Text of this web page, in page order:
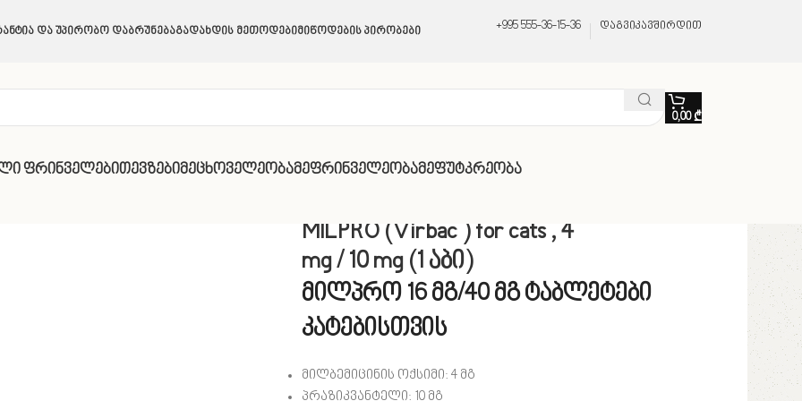
Და Უპირობო ᲓაბრუნებაᲒადახდის ᲛეთოდებიᲛიწოდების Პირობები +995 555-36-15-36 დაგვიკავშირდით
0,00₾
ᲤრინველებიᲗევზებიᲛეცხოველეობაᲛეფრინველეობაᲛეფუტკრეობა
MILPRO (Virbac ) for cats , 4
mg / 10 mg (1 აბი)
მილპრო 16 მგ/40 მგ ტაბლეტები
კატებისთვის
მილბემიცინის ოქსიმი: 4 მგ
პრაზიკვანტელი: 10 მგ